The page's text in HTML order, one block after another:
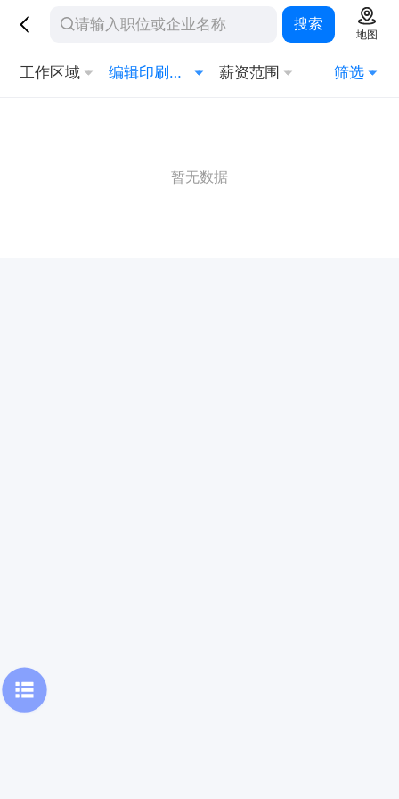
搜索
地图
工作区域 编辑印刷发行 薪资范围 筛选
暂无数据